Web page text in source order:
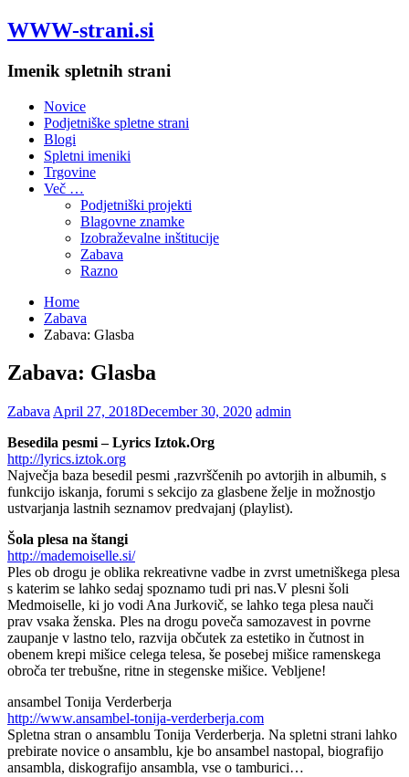
WWW-strani.si
Imenik spletnih strani
Novice
Podjetniške spletne strani
Blogi
Spletni imeniki
Trgovine
Več …
Podjetniški projekti
Blagovne znamke
Izobraževalne inštitucije
Zabava
Razno
Home
Zabava
Zabava: Glasba
Zabava: Glasba
Zabava April 27, 2018December 30, 2020 admin
Besedila pesmi – Lyrics Iztok.Org
http://lyrics.iztok.org
Največja baza besedil pesmi ,razvrščenih po avtorjih in albumih, s
funkcijo iskanja, forumi s sekcijo za glasbene želje in možnostjo
ustvarjanja lastnih seznamov predvajanj (playlist).
Šola plesa na štangi
http://mademoiselle.si/
Ples ob drogu je oblika rekreativne vadbe in zvrst umetniškega plesa
s katerim se lahko sedaj spoznamo tudi pri nas.V plesni šoli
Medmoiselle, ki jo vodi Ana Jurkovič, se lahko tega plesa nauči
prav vsaka ženska. Ples na drogu poveča samozavest in povrne
zaupanje v lastno telo, razvija občutek za estetiko in čutnost in
obenem krepi mišice celega telesa, še posebej mišice ramenskega
obroča ter trebušne, ritne in stegenske mišice. Vebljene!
ansambel Tonija Verderberja
http://www.ansambel-tonija-verderberja.com
Spletna stran o ansamblu Tonija Verderberja. Na spletni strani lahko
prebirate novice o ansamblu, kje bo ansambel nastopal, biografijo
ansambla, diskografijo ansambla, vse o tamburici…